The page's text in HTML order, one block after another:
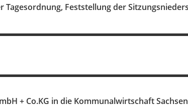
Feststellung der
+ Co.KG in die Kommunalwirtschaft